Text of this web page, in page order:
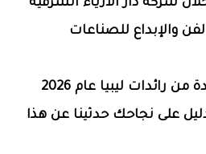
شركة دار الأزياء الشرقية
والإبداع للصناعات
*تم تكريمك كرئدة من رائدات ليبيا عام 2026
على نجاحك حدثينا عن هذا